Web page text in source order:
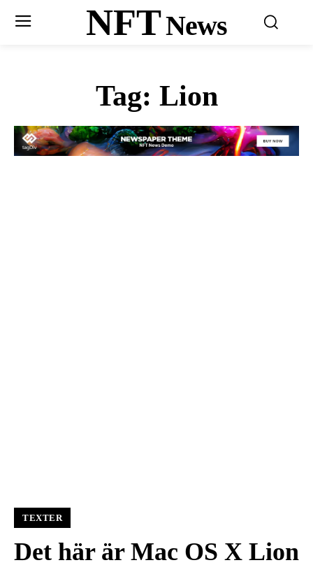
NFTNews
Tag: Lion
TEXTER
Det här är Mac OS X Lion